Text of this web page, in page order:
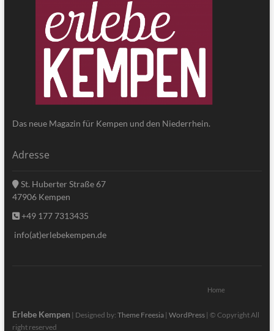
Das neue Magazin für Kempen und den Niederrhein.
Adresse
St. Huberter Straße 67
47906 Kempen
+49 177 7313435
info(at)erlebekempen.de
Home
Erlebe Kempen | Designed by: Theme Freesia| WordPress| © Copyright All
right reserved